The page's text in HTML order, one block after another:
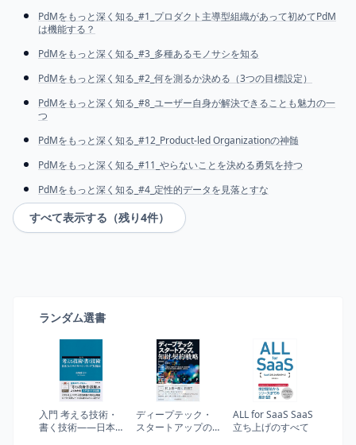
PdMをもっと深く知る_#1_プロダクト主導型組織があって初めてPdM
は機能する？
PdMをもっと深く知る_#3_多種あるモノサシを知る
PdMをもっと深く知る_#2_何を測るか決める（3つの目標設定）
PdMをもっと深く知る_#8_ユーザー自身が解決できることも魅力の一
つ
PdMをもっと深く知る_#12_Product-led Organizationの神髄
PdMをもっと深く知る_#11_やらないことを決める勇気を持つ
PdMをもっと深く知る_#4_定性的データを見落とすな
すべて表示する（残り4件）
ランダム選書
入門 考える技術・
書く技術――日本
ディープテック・
スタートアップの
ALL for SaaS SaaS
立ち上げのすべて